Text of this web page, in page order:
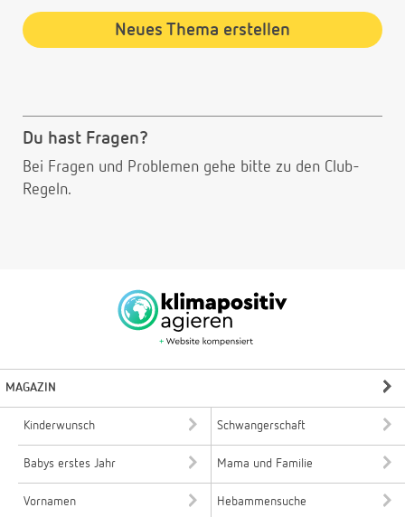
Neues Thema erstellen
Du hast Fragen?
Bei Fragen und Problemen gehe bitte zu den Club-
Regeln.
MAGAZIN
Kinderwunsch Schwangerschaft
Babys erstes Jahr Mama und Familie
Vornamen Hebammensuche